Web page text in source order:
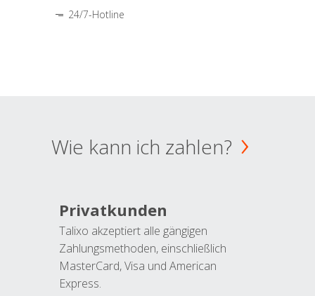
24/7-Hotline
Wie kann ich zahlen?
Privatkunden
Talixo akzeptiert alle gängigen
Zahlungsmethoden, einschließlich
MasterCard, Visa und American
Express.